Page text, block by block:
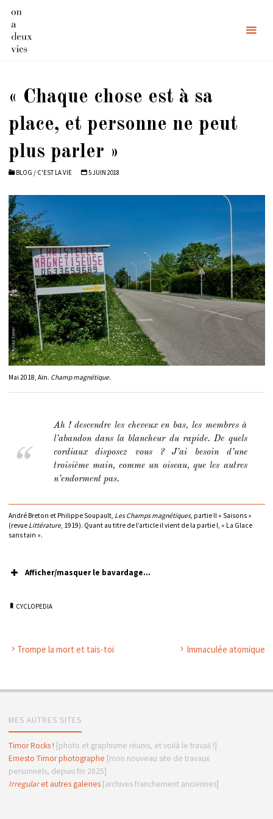
content
« Chaque chose est à sa
place, et personne ne peut
plus parler »
BLOG / C'EST LA VIE 5 JUIN 2018
Mai 2018, Ain. Champ magnétique.
Ah ! descendre les cheveux en bas, les membres à
l’abandon dans la blancheur du rapide. De quels
cordiaux disposez vous ? J’ai besoin d’une
troisième main, comme un oiseau, que les autres
n’endorment pas.
André Breton et Philippe Soupault, Les Champs magnétiques, partie II « Saisons »
(revue Littérature, 1919). Quant au titre de l’article il vient de la partie I, « La Glace
sans tain ».
Afficher/masquer le bavardage...
CYCLOPEDIA
Trompe la mort et tais-toi Immaculée atomique
MES AUTRES SITES
Timor Rocks ! [photo et graphisme réunis, et voilà le travail !]
Ernesto Timor photographe [mon nouveau site de travaux
personnels, depuis fin 2025]
Irregularet autres galeries[archives franchement anciennes]